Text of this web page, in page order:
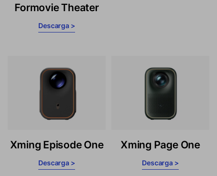
Formovie Theater
Descarga >
Xming Episode One
Descarga >
Xming Page One
Descarga >